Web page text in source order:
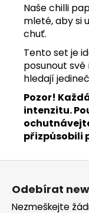
Naše chilli
mleté, aby si
chuť.
Tento set je
posunout
hledají
Pozor!
intenzitu.
přizpůsobili
Z
Odebírat
Nezmeškejte